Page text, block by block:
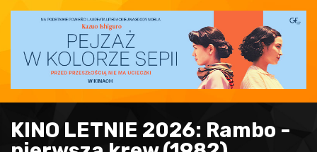
KINO LETNIE 2026: Rambo -